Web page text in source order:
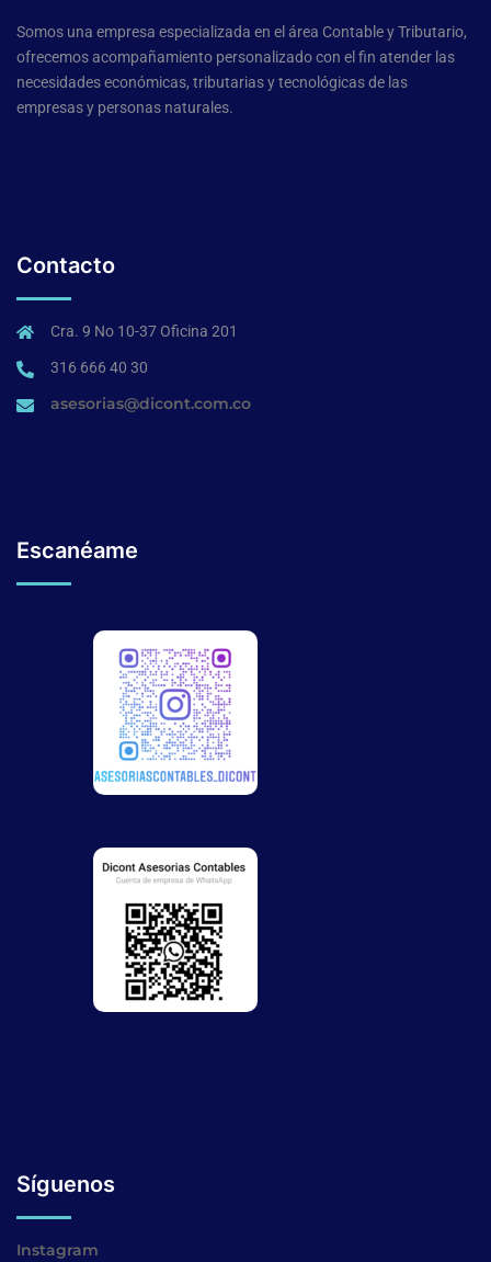
Somos una empresa especializada en el área Contable y Tributario,
ofrecemos acompañamiento personalizado con el fin atender las
necesidades económicas, tributarias y tecnológicas de las
empresas y personas naturales.
Contacto
Cra. 9 No 10-37 Oficina 201
316 666 40 30
asesorias@dicont.com.co
Escanéame
Síguenos
Instagram